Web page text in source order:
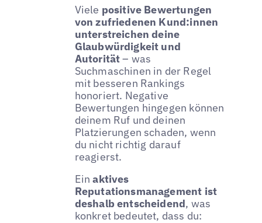
Viele positive Bewertungen
von zufriedenen Kund:innen
unterstreichen deine
Glaubwürdigkeit und
Autorität– was
Suchmaschinen in der Regel
mit besseren Rankings
honoriert. Negative
Bewertungen hingegen können
deinem Ruf und deinen
Platzierungen schaden, wenn
du nicht richtig darauf
reagierst.
Ein aktives
Reputationsmanagement ist
deshalb entscheidend, was
konkret bedeutet, dass du: